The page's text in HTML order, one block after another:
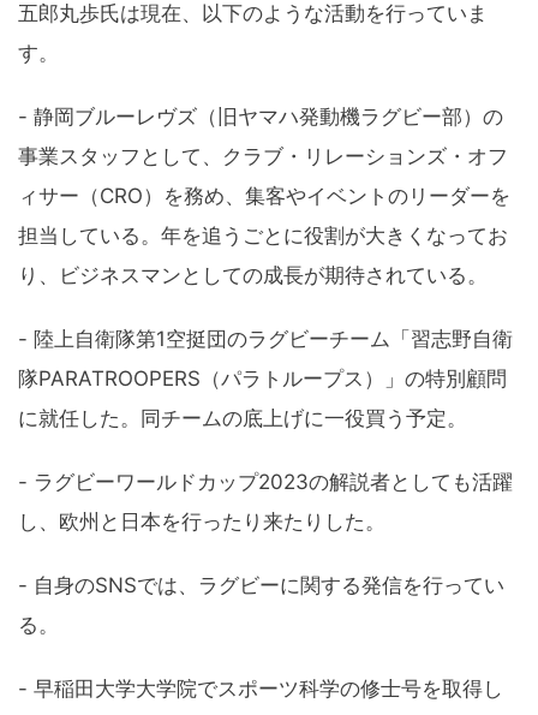
五郎丸歩氏は現在、以下のような活動を行っていま
す。
- 静岡ブルーレヴズ（旧ヤマハ発動機ラグビー部）の
事業スタッフとして、クラブ・リレーションズ・オフ
ィサー（CRO）を務め、集客やイベントのリーダーを
担当している。年を追うごとに役割が大きくなってお
り、ビジネスマンとしての成長が期待されている。
- 陸上自衛隊第1空挺団のラグビーチーム「習志野自衛
隊PARATROOPERS（パラトループス）」の特別顧問
に就任した。同チームの底上げに一役買う予定。
- ラグビーワールドカップ2023の解説者としても活躍
し、欧州と日本を行ったり来たりした。
- 自身のSNSでは、ラグビーに関する発信を行ってい
る。
- 早稲田大学大学院でスポーツ科学の修士号を取得し